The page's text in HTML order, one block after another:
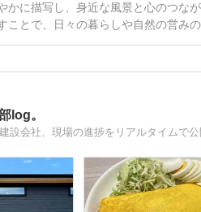
かに描写し、身近な風景と心のつな
ことで、日々の暮らしや自然の営み
log。
設会社、現場の進捗をリアルタイムで公